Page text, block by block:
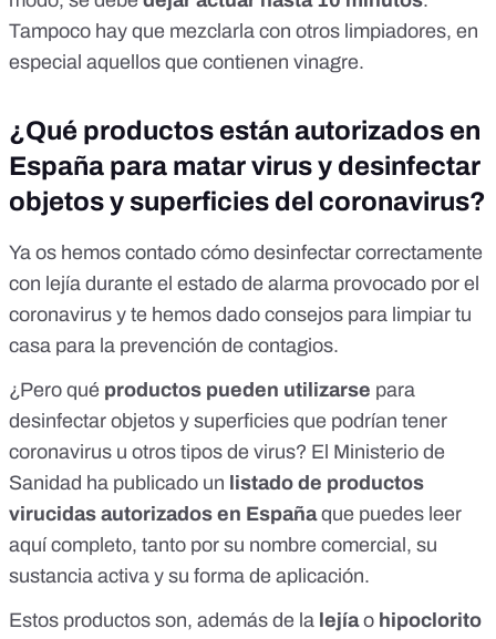
Tampoco hay que mezclarla con otros limpiadores, en
especial aquellos que contienen vinagre.
¿Qué productos están autorizados en
España para matar virus y desinfectar
objetos y superficies del coronavirus?
Ya os hemos contado cómo desinfectar correctamente
con lejía durante el estado de alarma provocado por el
coronavirus y te hemos dado consejos para limpiar tu
casa para la prevención de contagios.
¿Pero qué productos pueden utilizarse para
desinfectar objetos y superficies que podrían tener
coronavirus u otros tipos de virus? El Ministerio de
Sanidad ha publicado un listado de productos
virucidas autorizados en Españaque puedes leer
aquí completo, tanto por su nombre comercial, su
sustancia activa y su forma de aplicación.
Estos productos son, además de la lejíao hipoclorito